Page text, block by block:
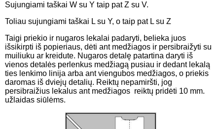
Sujungiami taškai W su Y taip pat Z su V.
Toliau sujungiami taškai L su Y, o taip pat L su Z
Taigi priekio ir nugaros lekalai padaryti, belieka juos
išsikirpti iš popieriaus, dėti ant medžiagos ir persibraižyti su
muiliuku ar kreidute. Nugaros detalę patartina daryti iš
vienos detalės perlenkus medžiagą pusiau ir dedant lekalą
ties lenkimo linija arba ant viengubos medžiagos, o priekis
daromas iš dviejų detalių. Reiktų nepamiršti, jog
persibraižius lekalus ant medžiagos reiktų pridėti 10 mm.
užlaidas siūlėms.